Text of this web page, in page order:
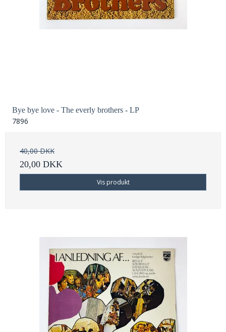
Bye bye love - The everly brothers - LP
7896
40,00 DKK
20,00 DKK
Vis produkt